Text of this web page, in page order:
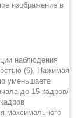
изображение в
наблюдения
(6). Нажимая
уменьшаете
до 15 кадров/
максимального